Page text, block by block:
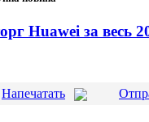
Huawei за весь
Напечатать